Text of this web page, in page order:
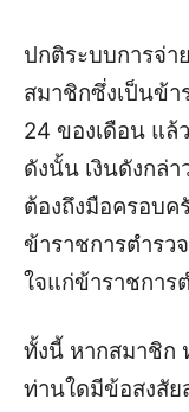
ปกติระบบการจ่า
สมาชิกซึ่งเป็นข้า
24 ของเดือน แล้
ดังนั้น เงินดังกล่
ต้องถึงมือครอบค
ข้าราชการตำรว
ใจแก่ข้าราชการ
ทั้งนี้ หากสมาชิก
ท่านใดมีข้อสงสัย